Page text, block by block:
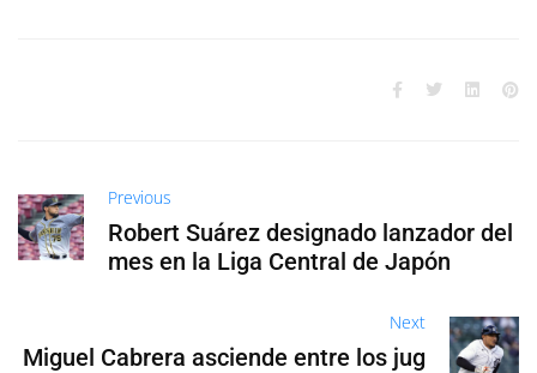
Previous
Robert Suárez designado lanzador del
mes en la Liga Central de Japón
Next
Miguel Cabrera asciende entre los jug